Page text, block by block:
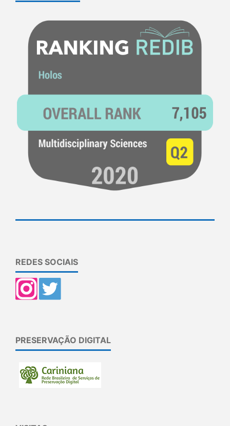
REDES SOCIAIS
PRESERVAÇÃO DIGITAL